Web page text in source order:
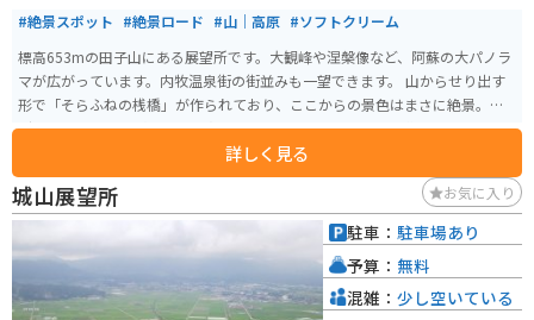
#絶景スポット #絶景ロード #山｜高原 #ソフトクリーム
標高653mの田子山にある展望所です。大観峰や涅槃像など、阿蘇の大パノラ
マが広がっています。内牧温泉街の街並みも一望できます。 山からせり出す
形で「そらふねの桟橋」が作られており、ここからの景色はまさに絶景。メ
ディアでも取り上げられ、写真映えスポットとしても注目を集めています。
詳しく見る
城山展望所 お気に入り
駐車： 駐車場あり
予算： 無料
混雑： 少し空いている